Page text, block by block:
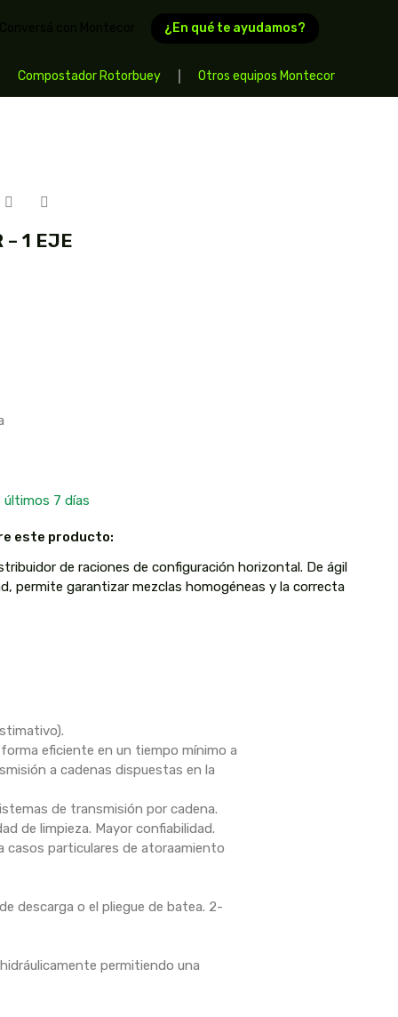
¿En qué te ayudamos?
Compostador Rotorbuey Otros equipos Montecor
– 1 EJE
últimos 7 días
este producto:
de raciones de configuración horizontal. De ágil
permite garantizar mezclas homogéneas y la correcta
eficiente en un tiempo mínimo a
a cadenas dispuestas en la
de transmisión por cadena.
de limpieza. Mayor confiabilidad.
casos particulares de atoraamiento
descarga o el pliegue de batea. 2-
permitiendo una